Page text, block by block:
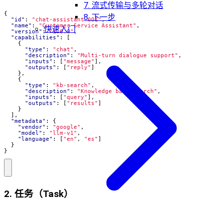
7. 流式传输与多轮对话
8. 下一步
快速入门
{
"id" : "chat-assistant-001",
"name" : "Customer Service Assistant" ,
"version" : "1.0.0",
"capabilities" :
[
{
"type" : "chat" ,
"description" : "Multi-turn dialogue support" ,
"inputs" : [ "message" ],
"outputs" : [ "reply" ]
},
{
"type" : "kb-search" ,
"description" : "Knowledge base search" ,
"inputs" : [ "query" ],
"outputs" : [ "results" ]
}
],
"metadata" :
{
"vendor" : "google" ,
"model" : "llm-v1" ,
"language" : [ "en" , "es" ]
}
}
2. 任务（Task）